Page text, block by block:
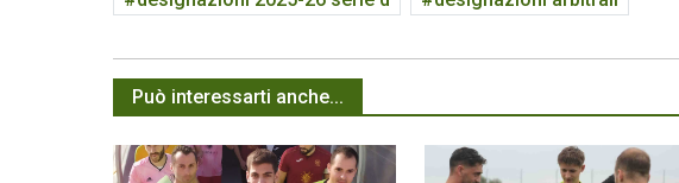
Può interessarti anche...